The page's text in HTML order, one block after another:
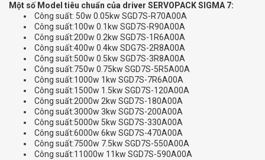
Một số Model tiêu chuẩn của driver SERVOPACK SIGMA 7:
Công suất: 50w 0.05kw SGD7S-R70A00A
Công suất:100w 0.1kw SGD7S-R90A00A
Công suất:200w 0.2kw SGD7S-1R6A00A
Công suất:400w 0.4kw SDG7S-2R8A00A
Công suất:500w 0.5kw SGD7S-3R8A00A
Công suất:750w 0.75kw SGD7S-5R5A00A
Công suất:1000w 1kw SGD7S-7R6A00A
Công suất:1500w 1.5kw SGD7S-120A00A
Công suất:2000w 2kw SGD7S-180A00A
Công suất:3000w 3kw SGD7S-200A00A
Công suất:5000w 5kw SGD7S-330A00A
Công suất:6000w 6kw SGD7S-470A00A
Công suất:7500w 7.5kw SGD7S-550A00A
Công suất:11000w 11kw SGD7S-590A00A